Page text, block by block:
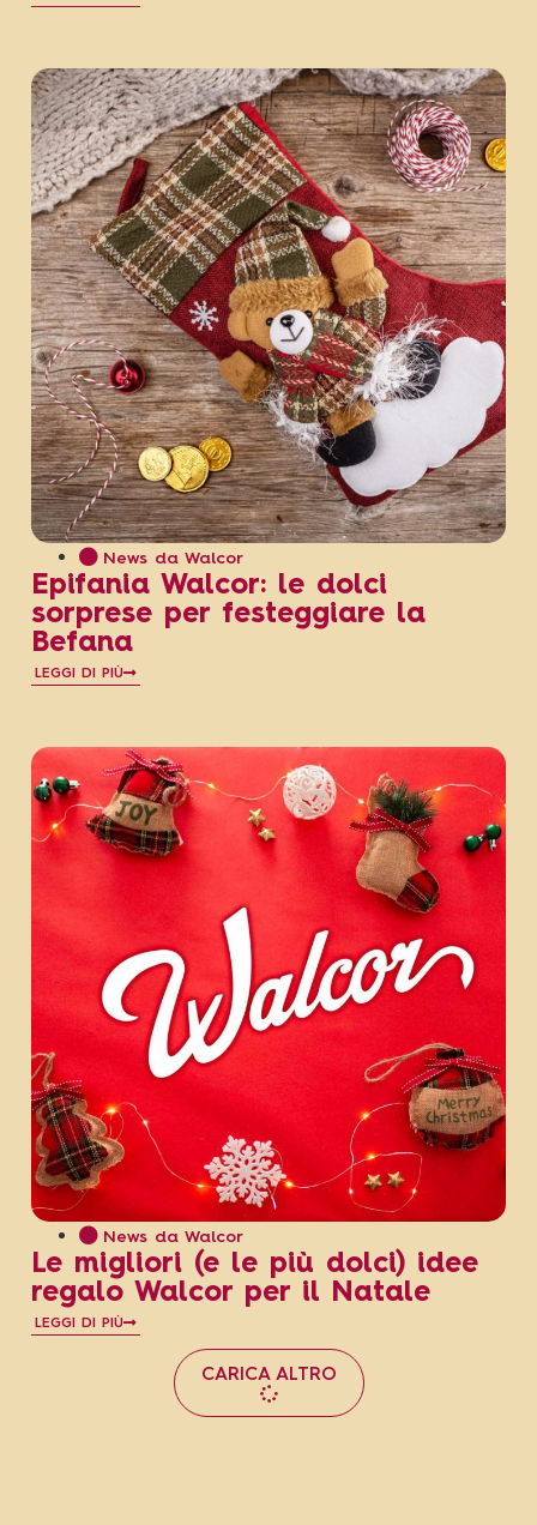
News da Walcor
Epifania Walcor: le dolci
sorprese per festeggiare la
Befana
LEGGI DI PIÙ
News da Walcor
Le migliori (e le più dolci) idee
regalo Walcor per il Natale
LEGGI DI PIÙ
CARICA ALTRO